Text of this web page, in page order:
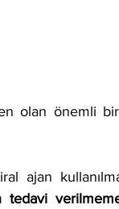
olan önemli bir